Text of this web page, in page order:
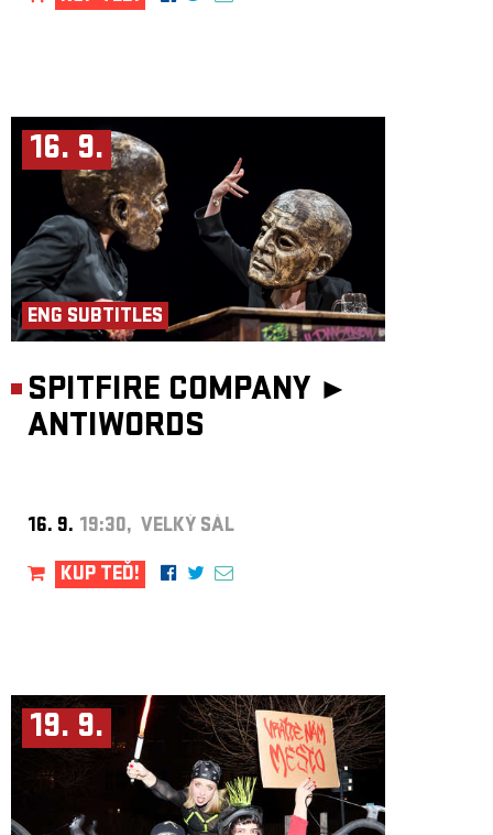
16. 9.
ENG SUBTITLES
SPITFIRE COMPANY ►
ANTIWORDS
16. 9. 19:30, VELKÝ SÁL
KUP TEĎ!
19. 9.